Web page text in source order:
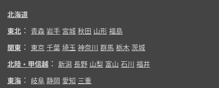
北海道
東北 ： 青森 岩手 宮城 秋田 山形 福島
関東 ： 東京 千葉 埼玉 神奈川 群馬 栃木 茨城
北陸・甲信越 ： 新潟 長野 山梨 富山 石川 福井
東海 ： 岐阜 静岡 愛知 三重